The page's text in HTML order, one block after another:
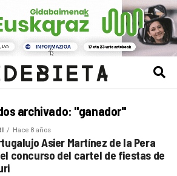
archivado: "ganador"
Hace 8 años
Asier Martínez de la Pera
concurso del cartel de fiestas de